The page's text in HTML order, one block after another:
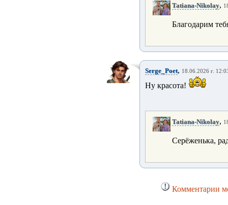
Tatiana-Nikolay,
Благодарим
Serge_Poet, 18.06.2026 г.
Ну красота!
Tatiana-Nikolay,
Серёженька,
Комментарии